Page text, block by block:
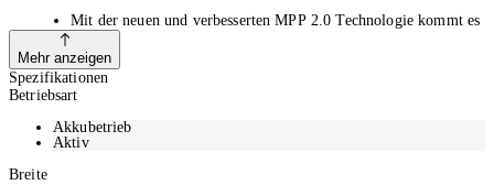
Mit der neuen und verbesserten MPP 2.0 Technologie kommt es
zu weniger Verzögerungen, der Farbübergang ist geschmeidiger
und die Reaktionszeit für touchfähige Geräte, die die MPP 2.0
Technologie unterstützen, ist deutlich verbessert.
Die Stiftspitze überrascht mit hervorragender Präzision und nur
malen und vieles mehr.
Allzeit bereit mit dem wiederaufladbaren Stift – via USB-C.
Mehr anzeigen
Spezifikationen
Betriebsart
Akkubetrieb
Aktiv
Breite